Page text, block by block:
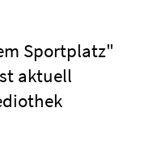
Sportplatz"
aktuell